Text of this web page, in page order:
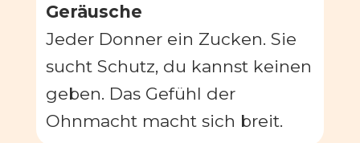
Geräusche
Jeder Donner ein Zucken. Sie
sucht Schutz, du kannst keinen
geben. Das Gefühl der
Ohnmacht macht sich breit.